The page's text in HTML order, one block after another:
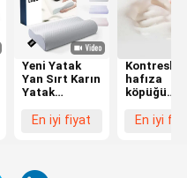
Yeni Yatak
Yan Sırt Karın
Yatak
Yastık
Ergonomik
En iyi fiyat
Kontresli
hafıza
köpüğü
üstü
En iyi